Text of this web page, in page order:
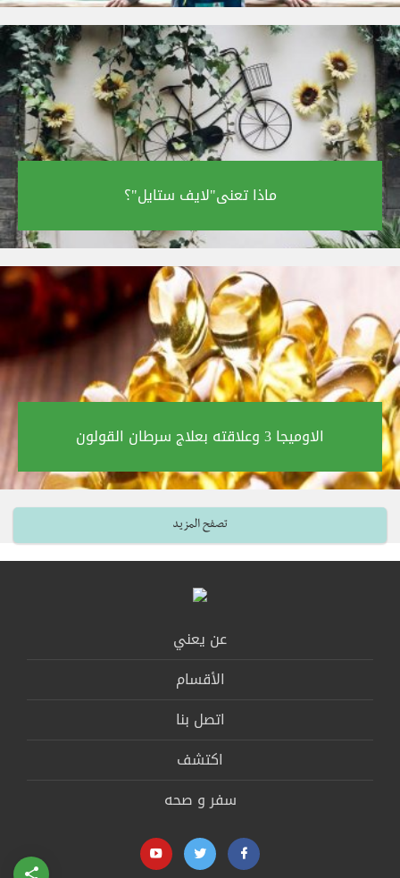
ماذا تعنى"لايف ستايل"؟‎
الاوميجا 3 وعلاقته بعلاج سرطان القولون‎
تصفح المزيد
عن يعني
الأقسام
اتصل بنا
اكتشف
سفر و صحه